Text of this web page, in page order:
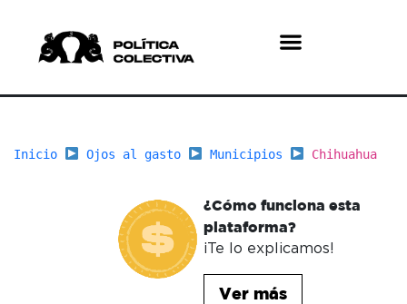
Inicio Ojos al gasto Municipios Chihuahua
¿Cómo funciona esta
plataforma?
¡Te lo explicamos!
Ver más